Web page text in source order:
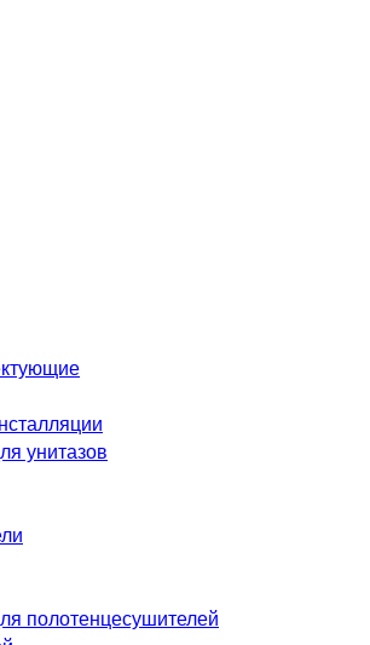
унитазов
полотенцесушителей